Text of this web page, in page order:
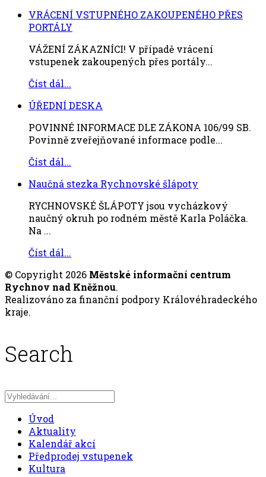
VRÁCENÍ VSTUPNÉHO ZAKOUPENÉHO PŘES
PORTÁLY
VÁŽENÍ ZÁKAZNÍCI! V případě vrácení
vstupenek zakoupených přes portály...
Číst dál...
ÚŘEDNÍ DESKA
POVINNÉ INFORMACE DLE ZÁKONA 106/99 SB.
Povinně zveřejňované informace podle...
Číst dál...
Naučná stezka Rychnovské šlápoty
RYCHNOVSKÉ ŠLÁPOTY jsou vycházkový
naučný okruh po rodném městě Karla Poláčka.
Na ...
Číst dál...
© Copyright 2026 Městské informační centrum
Rychnov nad Kněžnou.
Realizováno za finanční podpory Královéhradeckého
kraje.
Search
Úvod
Aktuality
Kalendář akcí
Předprodej vstupenek
Kultura